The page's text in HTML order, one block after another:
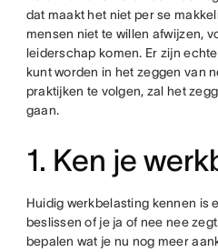
dat maakt het niet per se
mensen niet te willen afwijzen,
leiderschap komen. Er zijn
kunt worden in het zeggen van
praktijken te volgen, zal het
gaan.
1. Ken je
Huidig werkbelasting kennen is
beslissen of je ja of nee nee
bepalen wat je nu nog meer